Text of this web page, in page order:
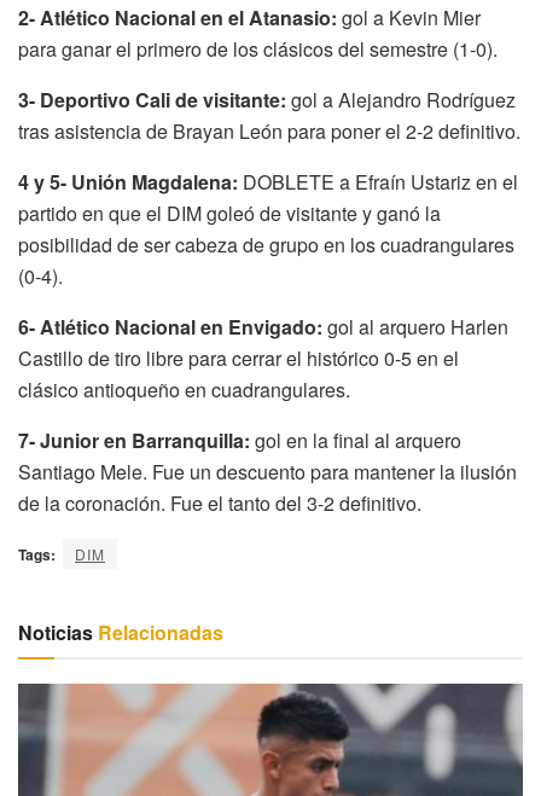
2- Atlético Nacional en el Atanasio: gol a Kevin Mier
para ganar el primero de los clásicos del semestre (1-0).
3- Deportivo Cali de visitante: gol a Alejandro Rodríguez
tras asistencia de Brayan León para poner el 2-2 definitivo.
4 y 5- Unión Magdalena: DOBLETE a Efraín Ustariz en el
partido en que el DIM goleó de visitante y ganó la
posibilidad de ser cabeza de grupo en los cuadrangulares
(0-4).
6- Atlético Nacional en Envigado: gol al arquero Harlen
Castillo de tiro libre para cerrar el histórico 0-5 en el
clásico antioqueño en cuadrangulares.
7- Junior en Barranquilla: gol en la final al arquero
Santiago Mele. Fue un descuento para mantener la ilusión
de la coronación. Fue el tanto del 3-2 definitivo.
Tags: DIM
Noticias Relacionadas